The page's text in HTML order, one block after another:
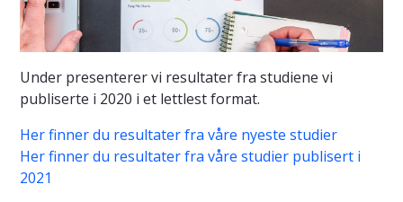
Under presenterer vi resultater fra studiene vi
publiserte i 2020 i et lettlest format.
Her finner du resultater fra våre nyeste studier
Her finner du resultater fra våre studier publisert i
2021